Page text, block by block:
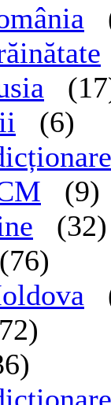
(6)
(9)
(32)
(76)